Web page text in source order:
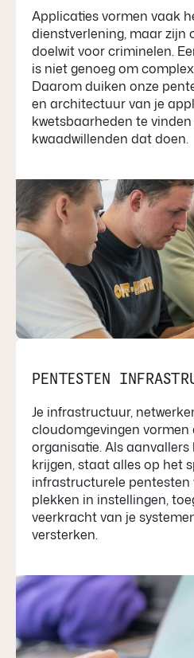
Applicaties vormen vaak
dienstverlening, maar zijn
doelwit voor criminelen.
is niet genoeg om
Daarom duiken onze
en architectuur van je
kwetsbaarheden te
kwaadwillenden dat doen.
PENTESTEN
Je infrastructuur,
cloudomgevingen vormen
organisatie. Als
krijgen, staat alles op het
infrastructurele pentesten
plekken in instellingen,
veerkracht van je
versterken.